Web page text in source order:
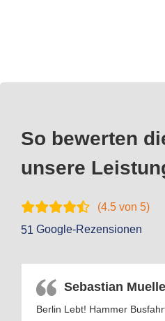
So bewerten
unsere
(4.5 von 5)
51 Google-Rezensionen
Sebastian
Berlin Lebt! Hammer